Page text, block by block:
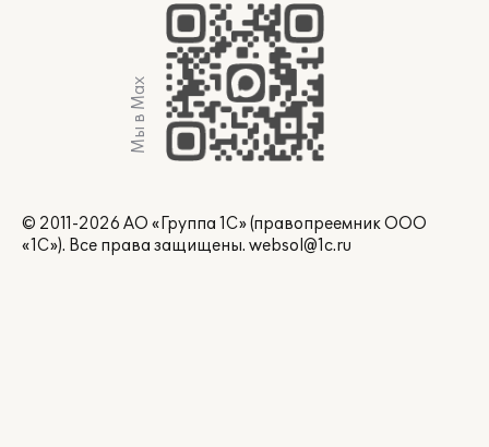
Мы в Max
© 2011-2026 АО «Группа 1С» (правопреемник ООО
«1С»). Все права защищены. websol@1c.ru